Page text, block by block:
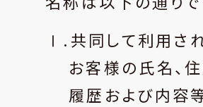
Ⅰ.共同して利用さ
お客様の氏名、
履歴および内容